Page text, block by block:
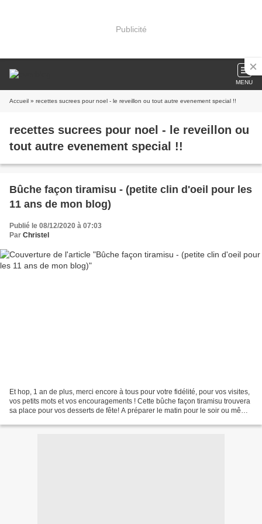
Publicité
MENU
Accueil » recettes sucrees pour noel - le reveillon ou tout autre evenement special !!
recettes sucrees pour noel - le reveillon ou
tout autre evenement special !!
Bûche façon tiramisu - (petite clin d'oeil pour les
11 ans de mon blog)
Publié le 08/12/2020 à 07:03
Par Christel
Et hop, 1 an de plus, merci encore à tous pour votre fidélité, pour vos visites,
vos petits mots et vos encouragements ! Cette bûche façon tiramisu trouvera
sa place pour vos desserts de fête! A préparer le matin pour le soir ou même